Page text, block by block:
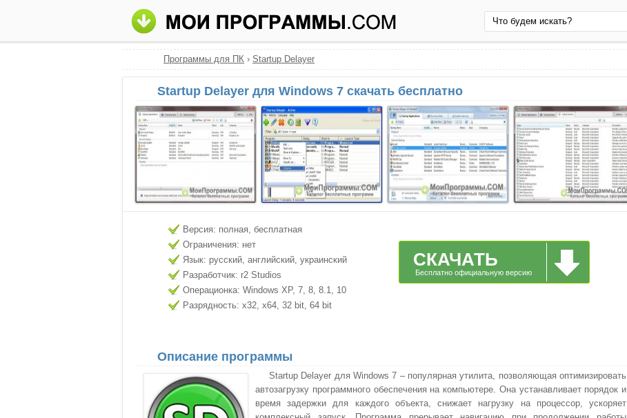
Программы для ПК › Startup Delayer
Startup Delayer для Windows 7 скачать бесплатно
Версия: полная, бесплатная
Ограничения: нет
Язык: русский, английский, украинский
Разработчик: r2 Studios
Операционка: Windows XP, 7, 8, 8.1, 10
Разрядность: x32, x64, 32 bit, 64 bit
СКАЧАТЬ
Бесплатно официальную версию
Описание программы
Startup Delayer для Windows 7 – популярная утилита, позволяющая оптимизировать
автозагрузку программного обеспечения на компьютере. Она устанавливает порядок и
время задержки для каждого объекта, снижает нагрузку на процессор, ускоряет